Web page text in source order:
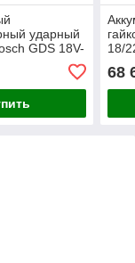
ударный
GDS 18V-
18/
68